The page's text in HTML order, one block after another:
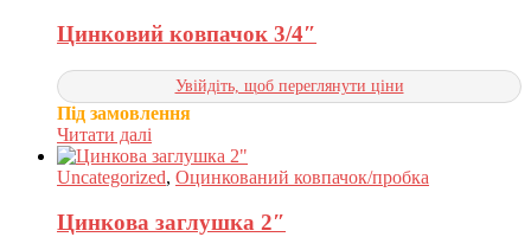
Цинковий ковпачок 3/4″
Увійдіть, щоб переглянути ціни
Під замовлення
Читати далі
Uncategorized, Оцинкований ковпачок/пробка
Цинкова заглушка 2″